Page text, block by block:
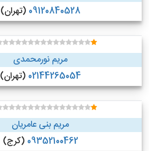
09120840528 (تهران)
مریم نورمحمدی
02144265054 (تهران)
مریم بنی عامریان
09352100462 (کرج)